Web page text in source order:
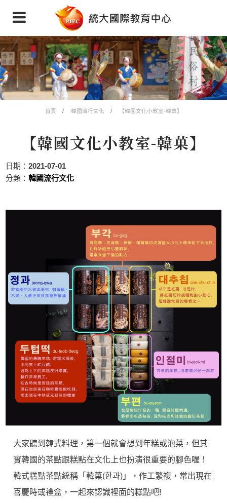
首頁 韓國流行文化 【韓國文化小教室-韓菓】
【韓國文化小教室-韓菓】
日期：2021-07-01
分類：韓國流行文化
大家聽到韓式料理，第一個就會想到年糕或泡菜，但其
實韓國的茶點跟糕點在文化上也扮演很重要的腳色喔！
韓式糕點茶點統稱「韓菓(한과)」，作工繁複，常出現在
喜慶時或禮盒，一起來認識裡面的糕點吧!